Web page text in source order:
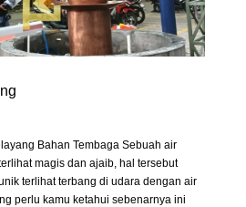
Bahan Tembaga Sebuah air
magis dan ajaib, hal tersebut
terlihat terbang di udara dengan air
perlu kamu ketahui sebenarnya ini